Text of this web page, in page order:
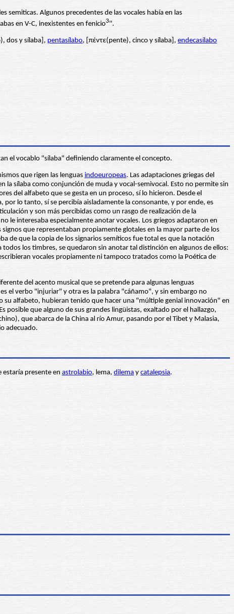
semiticas. Algunos precedentes de las vocales había en las
en V-C, inexistentes en fenicio3''.
dos y sílaba], pentasílabo, [πέντε(pente), cinco y sílaba], endecasílabo
el vocablo "sílaba" definiendo claramente el concepto.
que rigen las lenguas indoeuropeas. Las adaptaciones griegas del
la sílaba como conjunción de muda y vocal-semivocal. Esto no permite sin
del alfabeto que se gesta en un proceso, sí lo hicieron. Desde el
lo tanto, sí se percibía aisladamente la consonante, y por ende, es
y son más percibidas como un rasgo de realización de la
le interesaba especialmente anotar vocales. Los griegos adaptaron en
que representaban propiamente glotales en la mayor parte de los
de que la copia de los signarios semíticos fue total es que la notación
los timbres, se quedaron sin anotar tal distinción en algunos de ellos:
vocales propiamente ni tampoco tratados como la Poética de
del acento musical que se pretende para algunas lenguas
el verbo "injuriar" y otra es la palabra "cáñamo", y sin embargo no
su alfabeto, hubieran tenido que hacer una "múltiple genial innovación" en
que alguno de sus grandes lingüistas, exaltado por el hallazgo,
que abarca de la China al río Amur, pasando por el Tibet y Malasia,
adecuado.
estaría presente en astrolabio, lema, dilema y catalepsia.